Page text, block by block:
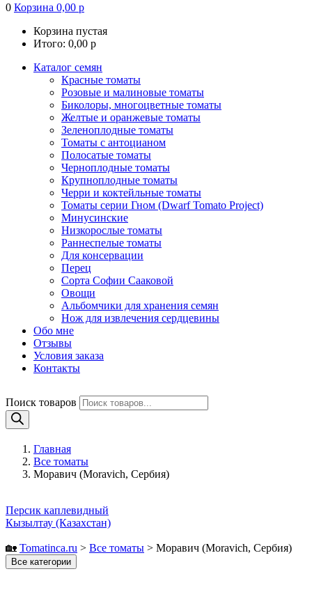
0 Корзина 0,00 р
Корзина пустая
Итого: 0,00 р
Каталог семян
Красные томаты
Розовые и малиновые томаты
Биколоры, многоцветные томаты
Желтые и оранжевые томаты
Зеленоплодные томаты
Томаты с антоцианом
Полосатые томаты
Черноплодные томаты
Крупноплодные томаты
Черри и коктейльные томаты
Томаты серии Гном (Dwarf Tomato Project)
Минусинские
Низкорослые томаты
Раннеспелые томаты
Для консервации
Перец
Сорта Софии Сааковой
Овощи
Альбомчики для хранения семян
Нож для извлечения сердцевины
Обо мне
Отзывы
Условия заказа
Контакты
Поиск товаров
Главная
Все томаты
Моравич (Moravich, Сербия)
Персик каплевидный
Кызылтау (Казахстан)
🏡 Tomatinсa.ru > Все томаты > Моравич (Moravich, Сербия)
Все категории